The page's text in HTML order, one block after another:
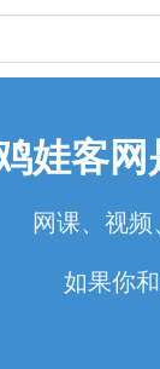
娃客网
网课、视
如果你